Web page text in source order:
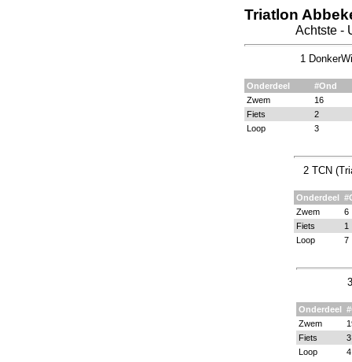
Triatlon
Achtste -
1
Onderdeel
#Ond
Zwem
16
Fiets
2
Loop
3
2 TCN
Onderdeel
Zwem
6
Fiets
1
Loop
7
Onderdeel
Zwem
Fiets
3
Loop
4